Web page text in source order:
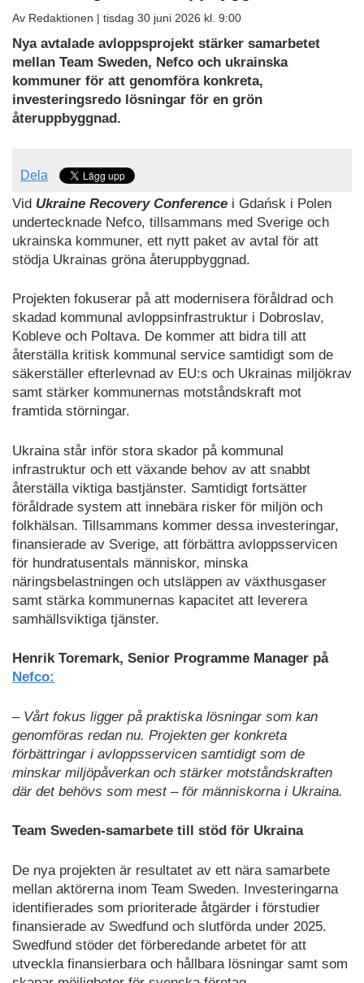
Av Redaktionen | tisdag 30 juni 2026 kl. 9:00
Nya avtalade avloppsprojekt stärker samarbetet
mellan Team Sweden, Nefco och ukrainska
kommuner för att genomföra konkreta,
investeringsredo lösningar för en grön
återuppbyggnad.
Dela
Vid Ukraine Recovery Conference i Gdańsk i Polen
undertecknade Nefco, tillsammans med Sverige och
ukrainska kommuner, ett nytt paket av avtal för att
stödja Ukrainas gröna återuppbyggnad.
Projekten fokuserar på att modernisera föråldrad och
skadad kommunal avloppsinfrastruktur i Dobroslav,
Kobleve och Poltava. De kommer att bidra till att
återställa kritisk kommunal service samtidigt som de
säkerställer efterlevnad av EU:s och Ukrainas miljökrav
samt stärker kommunernas motståndskraft mot
framtida störningar.
Ukraina står inför stora skador på kommunal
infrastruktur och ett växande behov av att snabbt
återställa viktiga bastjänster. Samtidigt fortsätter
föråldrade system att innebära risker för miljön och
folkhälsan. Tillsammans kommer dessa investeringar,
finansierade av Sverige, att förbättra avloppsservicen
för hundratusentals människor, minska
näringsbelastningen och utsläppen av växthusgaser
samt stärka kommunernas kapacitet att leverera
samhällsviktiga tjänster.
Henrik Toremark, Senior Programme Manager på
Nefco:
– Vårt fokus ligger på praktiska lösningar som kan
genomföras redan nu. Projekten ger konkreta
förbättringar i avloppsservicen samtidigt som de
minskar miljöpåverkan och stärker motståndskraften
där det behövs som mest – för människorna i Ukraina.
Team Sweden-samarbete till stöd för Ukraina
De nya projekten är resultatet av ett nära samarbete
mellan aktörerna inom Team Sweden. Investeringarna
identifierades som prioriterade åtgärder i förstudier
finansierade av Swedfund och slutförda under 2025.
Swedfund stöder det förberedande arbetet för att
utveckla finansierbara och hållbara lösningar samt som